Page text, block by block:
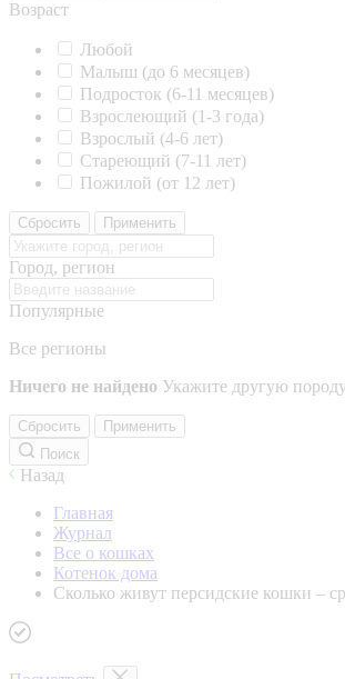
Возраст
Любой
Малыш (до 6 месяцев)
Подросток (6-11 месяцев)
Взрослеющий (1-3 года)
Взрослый (4-6 лет)
Стареющий (7-11 лет)
Пожилой (от 12 лет)
Сбросить Применить
Город, регион
Популярные
Все регионы
Ничего не найдено Укажите другую
Сбросить
Применить
Поиск
Назад
Главная
Журнал
Все о кошках
Котенок дома
Сколько живут персидские кошки –